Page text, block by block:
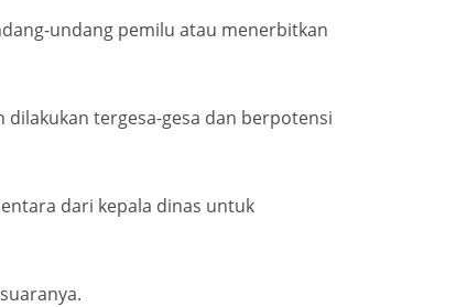
undang pemilu atau menerbitkan
tergesa-gesa dan berpotensi
dari kepala dinas untuk